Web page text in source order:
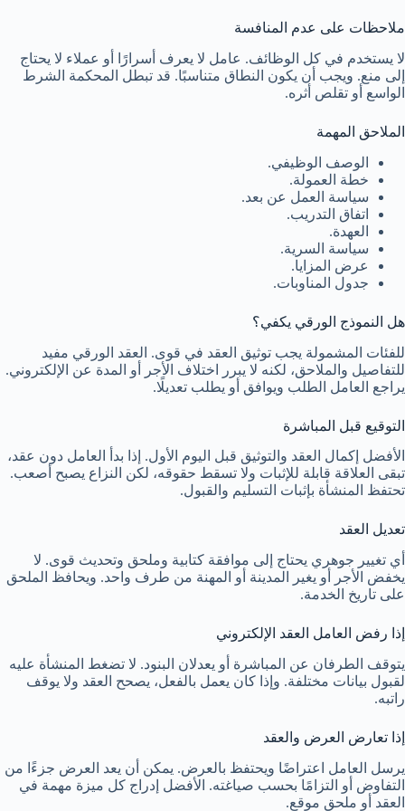
ملاحظات على عدم المنافسة
لا يستخدم في كل الوظائف. عامل لا يعرف أسرارًا أو عملاء لا يحتاج
إلى منع. ويجب أن يكون النطاق متناسبًا. قد تبطل المحكمة الشرط
الواسع أو تقلص أثره.
الملاحق المهمة
الوصف الوظيفي.
خطة العمولة.
سياسة العمل عن بعد.
اتفاق التدريب.
العهدة.
سياسة السرية.
عرض المزايا.
جدول المناوبات.
هل النموذج الورقي يكفي؟
للفئات المشمولة يجب توثيق العقد في قوى. العقد الورقي مفيد
للتفاصيل والملاحق، لكنه لا يبرر اختلاف الأجر أو المدة عن الإلكتروني.
يراجع العامل الطلب ويوافق أو يطلب تعديلًا.
التوقيع قبل المباشرة
الأفضل إكمال العقد والتوثيق قبل اليوم الأول. إذا بدأ العامل دون عقد،
تبقى العلاقة قابلة للإثبات ولا تسقط حقوقه، لكن النزاع يصبح أصعب.
تحتفظ المنشأة بإثبات التسليم والقبول.
تعديل العقد
أي تغيير جوهري يحتاج إلى موافقة كتابية وملحق وتحديث قوى. لا
يخفض الأجر أو يغير المدينة أو المهنة من طرف واحد. ويحافظ الملحق
على تاريخ الخدمة.
إذا رفض العامل العقد الإلكتروني
يتوقف الطرفان عن المباشرة أو يعدلان البنود. لا تضغط المنشأة عليه
لقبول بيانات مختلفة. وإذا كان يعمل بالفعل، يصحح العقد ولا يوقف
راتبه.
إذا تعارض العرض والعقد
يرسل العامل اعتراضًا ويحتفظ بالعرض. يمكن أن يعد العرض جزءًا من
التفاوض أو التزامًا بحسب صياغته. الأفضل إدراج كل ميزة مهمة في
العقد أو ملحق موقع.